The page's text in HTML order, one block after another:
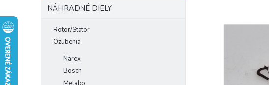
NÁHRADNÉ DIELY
Rotor/Stator
Ozubenia
Narex
Bosch
Metabo